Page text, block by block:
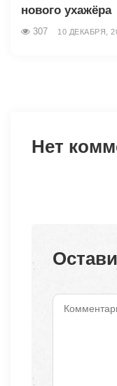
нового ухажёра
307 10 ДЕКАБРЯ,
Нет